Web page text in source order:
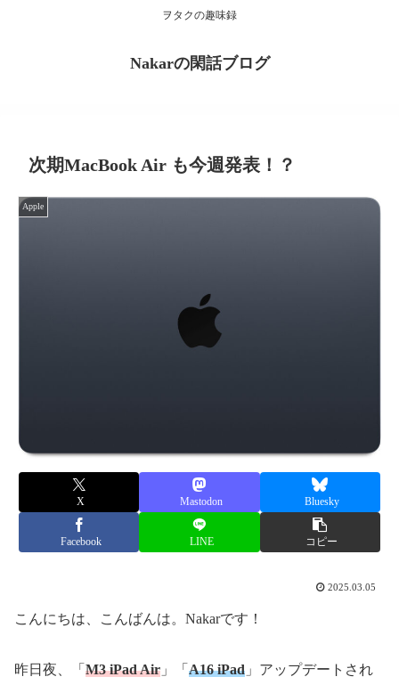
ヲタクの趣味録
Nakarの閑話ブログ
次期MacBook Air も今週発表！？
Apple
X Mastodon Bluesky
Facebook LINE コピー
2025.03.05
こんにちは、こんばんは。Nakarです！
昨日夜、「 M3 iPad Air 」「 A16 iPad 」アップデートされ